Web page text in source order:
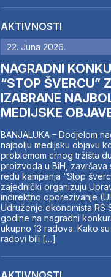
AKTIVNOSTI
22. Juna 2026.
NAGRADNI
“STOP ŠVERCU”
IZABRANE
MEDIJSKE
BANJALUKA – Dodjelom
najbolju medijsku objavu
problemom crnog tržišta
proizvoda u BiH, završava
redu kampanja “Stop
zajednički organizuju
indirektno oporezivanje
Udruženje ekonomista RS
godine na nagradni
ukupno 13 radova. Kako
radovi bili […]